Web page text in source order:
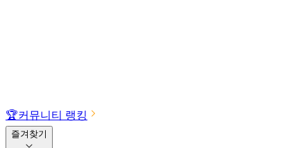
🏆커뮤니티 랭킹
즐겨찾기